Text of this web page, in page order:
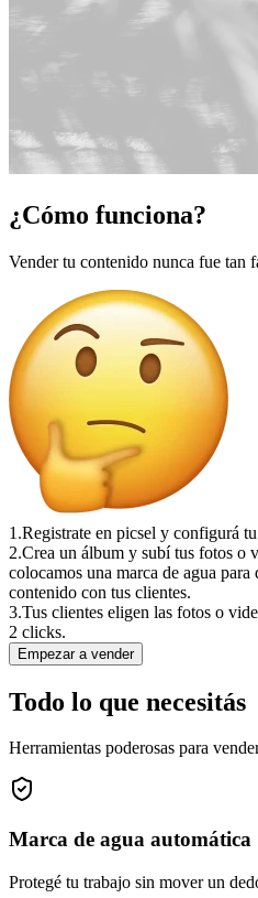
¿Cómo funciona?
Vender tu contenido nunca fue tan
1.Registrate en picsel y configurá
2.Crea un álbum y subí tus fotos o
colocamos una marca de agua
contenido con tus clientes.
3.Tus clientes eligen las fotos o
2 clicks.
Empezar a vender
Todo lo que necesitás
Herramientas poderosas para
Marca de agua automática
Protegé tu trabajo sin mover un